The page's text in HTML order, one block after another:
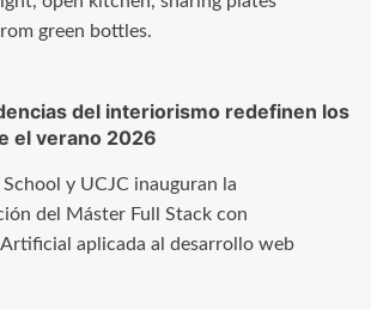
del interiorismo redefinen los
el verano 2026